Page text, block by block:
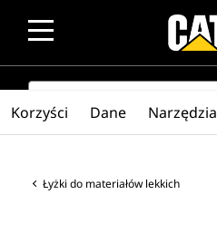
SEARCH
Łyżki do materiałów lekkich
Korzyści Dane Narzędzia